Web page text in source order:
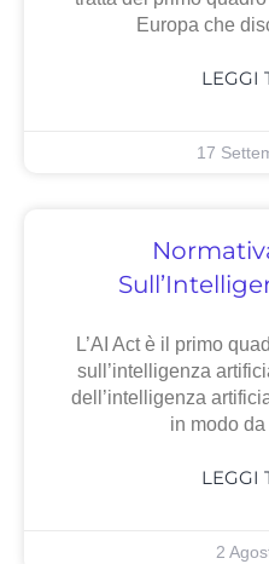
Europa che
LEGGI
17
L’AI Act è il primo
sull’intelligenza
dell’intelligenza
in modo
LEGGI
2